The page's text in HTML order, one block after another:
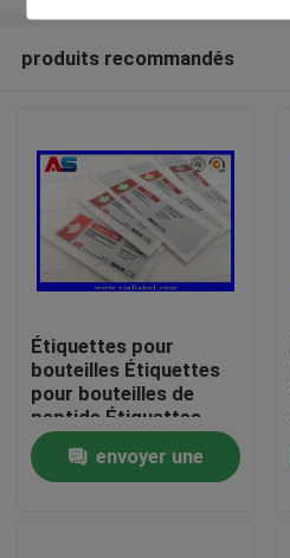
Maison
Produits
produits recommandés
Étiquettes pour
bouteilles Étiquettes
pour bouteilles de
peptide Étiquettes
pour flacons de 10 ml
Étiquettes pour
petites bouteilles
envoyer une